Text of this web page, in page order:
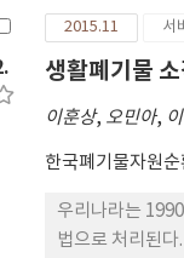
failed to
Concrete. On
for Road
performed.
2015.11 서
생활폐기물
이훈상, 오민아,
한국폐기물자원
우리나라는
법으로 처리된